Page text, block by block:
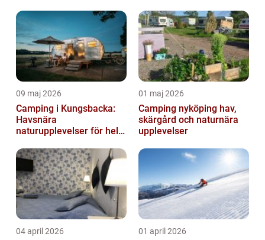
09 maj 2026
Camping i Kungsbacka:
Havsnära
naturupplevelser för hela
01 maj 2026
Camping nyköping hav,
skärgård och naturnära
upplevelser
04 april 2026 01 april 2026